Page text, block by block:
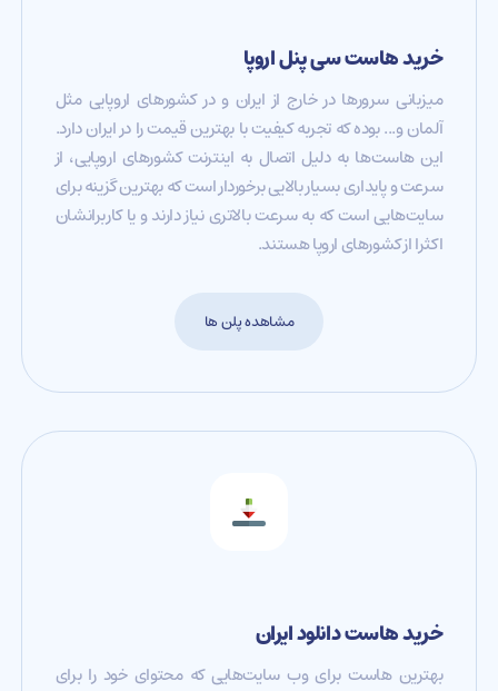
خرید هاست سی پنل اروپا
میزبانی سرورها در خارج از ایران و در کشورهای اروپایی مثل
آلمان و... بوده که تجربه کیفیت با بهترین قیمت را در ایران دارد.
این هاست‌ها به دلیل اتصال به اینترنت کشورهای اروپایی، از
سرعت و پایداری بسیار بالایی برخوردار است که بهترین گزینه برای
سایت‌هایی است که به سرعت بالاتری نیاز دارند و یا کاربرانشان
اکثرا از کشورهای اروپا هستند.
مشاهده پلن ها
خرید هاست دانلود ایران
بهترین هاست برای وب سایت‌هایی که محتوای خود را برای